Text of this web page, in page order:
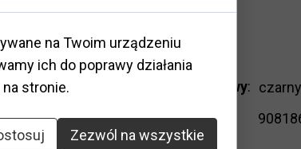
Kolor oprawy:
tak
zawias:
pełna
:
Kod
produktu
na Twoim urządzeniu
ich do poprawy działania
stronie.
Zezwól na wszystkie